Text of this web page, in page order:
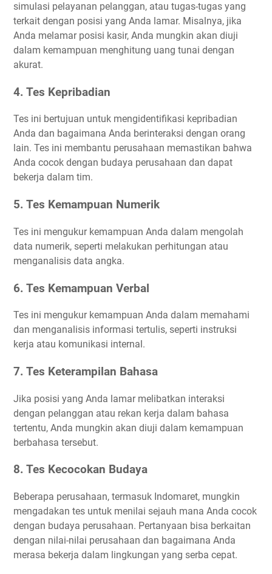
simulasi pelayanan pelanggan, atau tugas-tugas yang
terkait dengan posisi yang Anda lamar. Misalnya, jika
Anda melamar posisi kasir, Anda mungkin akan diuji
dalam kemampuan menghitung uang tunai dengan
akurat.
4. Tes Kepribadian
Tes ini bertujuan untuk mengidentifikasi kepribadian
Anda dan bagaimana Anda berinteraksi dengan orang
lain. Tes ini membantu perusahaan memastikan bahwa
Anda cocok dengan budaya perusahaan dan dapat
bekerja dalam tim.
5. Tes Kemampuan Numerik
Tes ini mengukur kemampuan Anda dalam mengolah
data numerik, seperti melakukan perhitungan atau
menganalisis data angka.
6. Tes Kemampuan Verbal
Tes ini mengukur kemampuan Anda dalam memahami
dan menganalisis informasi tertulis, seperti instruksi
kerja atau komunikasi internal.
7. Tes Keterampilan Bahasa
Jika posisi yang Anda lamar melibatkan interaksi
dengan pelanggan atau rekan kerja dalam bahasa
tertentu, Anda mungkin akan diuji dalam kemampuan
berbahasa tersebut.
8. Tes Kecocokan Budaya
Beberapa perusahaan, termasuk Indomaret, mungkin
mengadakan tes untuk menilai sejauh mana Anda cocok
dengan budaya perusahaan. Pertanyaan bisa berkaitan
dengan nilai-nilai perusahaan dan bagaimana Anda
merasa bekerja dalam lingkungan yang serba cepat.